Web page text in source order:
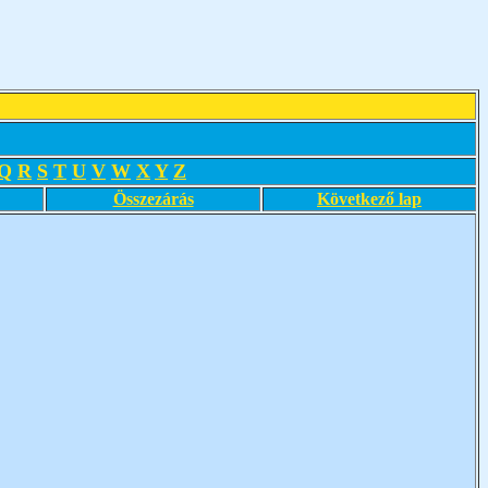
R S T U V W X Y Z
Összezárás Következő lap